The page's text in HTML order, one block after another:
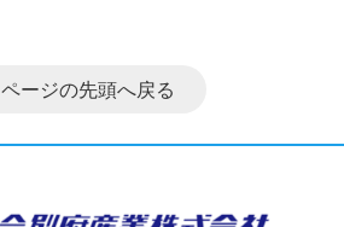
ページの先頭へ戻る